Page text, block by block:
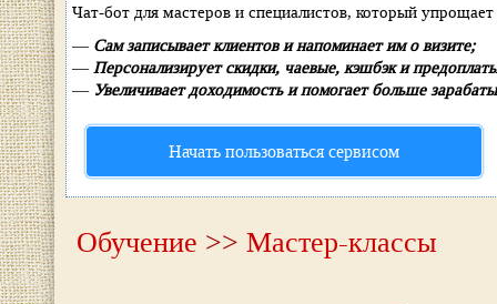
Чат-бот для мастеров и специалистов, который упрощает
— Сам записывает клиентов и напоминает им о визите;
— Персонализирует скидки, чаевые, кэшбэк и
— Увеличивает доходимость и помогает больше
Начать пользоваться сервисом
Обучение >> Мастер-классы